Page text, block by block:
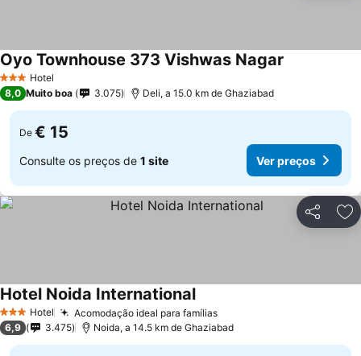
3 EstrelasHotel
Oyo Townhouse 373 Vishwas Nagar
8,0 Muito boa 3.075 Deli, a 15.0 km de Ghaziabad
De € 15
Consulte os preços de 1 site Ver preços
Partilhar
3 EstrelasHotel Acomodação ideal para famíliasVer preços
Hotel Noida InternationalVer preços
6,9 3.475 Noida, a 14.5 km de Ghaziabad